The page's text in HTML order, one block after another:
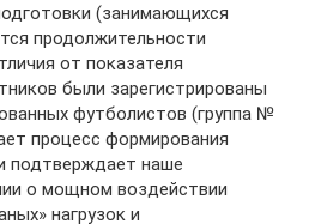
(занимающихся
продолжительности
от показателя
были зарегистрированы
футболистов (группа №
процесс формирования
подтверждает наше
о мощном воздействии
нагрузок и